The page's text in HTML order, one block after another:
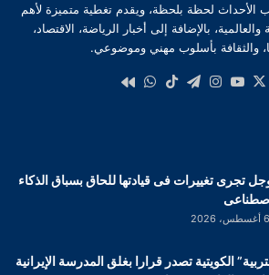
الأحداث لحظة بلحظة، ويقدم تغطية متميزة لأهم
والعالمية، بالإضافة إلى أخبار الرياضة، الاقتصاد،
والثقافة بأسلوب مهني وموضوعي.
فيسبوك
‫X
‫YouTube
انستقرام
تيلقرام‫TikTokواتساب
تجرى تغييرات فى قيادتها للحاق بسباق الذكاء
6 أغسطس، 2026
الكويتية تصدر قرارا بغلق المدرسة الإيرانية